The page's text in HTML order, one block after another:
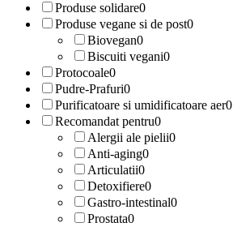
Produse solidare0
Produse vegane si de post0
Biovegan0
Biscuiti vegani0
Protocoale0
Pudre-Prafuri0
Purificatoare si umidificatoare aer0
Recomandat pentru0
Alergii ale pielii0
Anti-aging0
Articulatii0
Detoxifiere0
Gastro-intestinal0
Prostata0